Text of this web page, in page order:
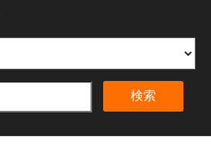
検索